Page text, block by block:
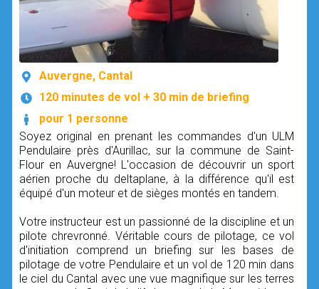
Auvergne, Cantal
120 minutes de vol + 30 min de briefing
pour 1 personne
Soyez original en prenant les commandes d'un ULM
Pendulaire près d'Aurillac, sur la commune de Saint-
Flour en Auvergne! L'occasion de découvrir un sport
aérien proche du deltaplane, à la différence qu'il est
équipé d'un moteur et de sièges montés en tandem.
Votre instructeur est un passionné de la discipline et un
pilote chrevronné. Véritable cours de pilotage, ce vol
d'initiation comprend un briefing sur les bases de
pilotage de votre Pendulaire et un vol de 120 min dans
le ciel du Cantal avec une vue magnifique sur les terres